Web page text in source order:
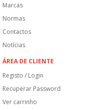
Marcas
Normas
Contactos
Notícias
ÁREA DE CLIENTE
Registo / Login
Recuperar Password
Ver carrinho